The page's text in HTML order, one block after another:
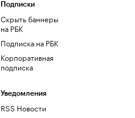
Подписки
Скрыть баннеры
на РБК
Подписка на РБК
Корпоративная
подписка
Уведомления
RSS Новости